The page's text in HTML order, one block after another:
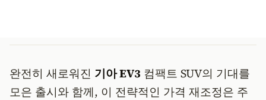
완전히 새로워진 기아 EV3 컴팩트 SUV의 기대를
모은 출시와 함께, 이 전략적인 가격 재조정은 주